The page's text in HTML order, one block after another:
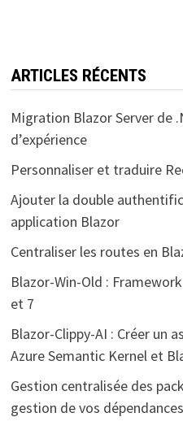
ARTICLES RÉCENTS
Migration Blazor Server de
d’expérience
Personnaliser et traduire
Ajouter la double
application Blazor
Centraliser les routes en
Blazor-Win-Old :
et 7
Blazor-Clippy-AI : Créer un
Azure Semantic Kernel et
Gestion centralisée des
gestion de vos